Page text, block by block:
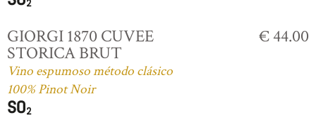
GIORGI 1870 CUVEE
STORICA BRUT
Vino espumoso método clásico
100% Pinot Noir
€ 44.00